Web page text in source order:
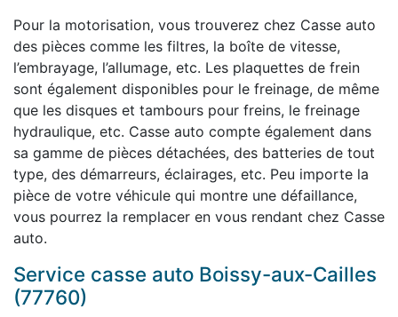
Pour la motorisation, vous trouverez chez Casse auto
des pièces comme les filtres, la boîte de vitesse,
l’embrayage, l’allumage, etc. Les plaquettes de frein
sont également disponibles pour le freinage, de même
que les disques et tambours pour freins, le freinage
hydraulique, etc. Casse auto compte également dans
sa gamme de pièces détachées, des batteries de tout
type, des démarreurs, éclairages, etc. Peu importe la
pièce de votre véhicule qui montre une défaillance,
vous pourrez la remplacer en vous rendant chez Casse
auto.
Service casse auto Boissy-aux-Cailles
(77760)